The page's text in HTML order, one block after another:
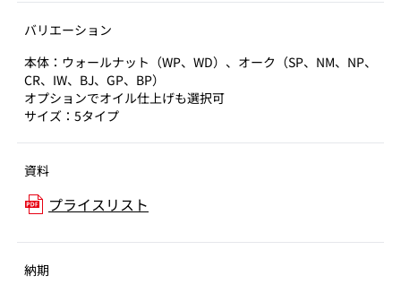
バリエーション
本体：ウォールナット（WP、WD）、オーク（SP、NM、NP、
CR、IW、BJ、GP、BP）
オプションでオイル仕上げも選択可
サイズ：5タイプ
資料
プライスリスト
納期